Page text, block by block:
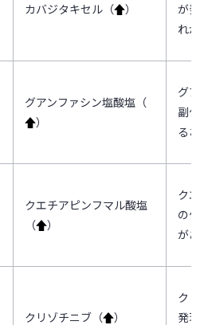
カバジタキセル（↑）
が発
れが
グアンファシン塩酸塩（
↑）
グア
副作
るお
クエチアピンフマル酸塩
（↑）
クエ
の作
があ
クリゾチニブ（↑）
クリ
発現